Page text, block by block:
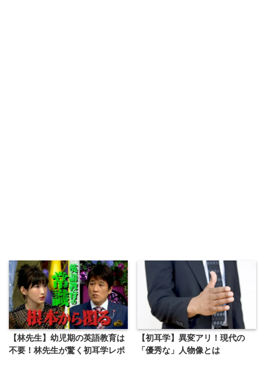
【林先生】幼児期の英語教育は
不要！林先生が驚く初耳学レポ
【初耳学】異変アリ！現代の
「優秀な」人物像とは